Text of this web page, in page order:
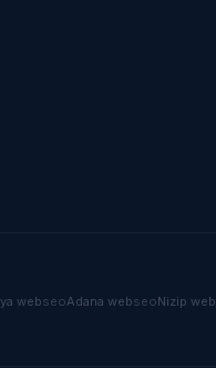
webseoAdana webseoNizip web